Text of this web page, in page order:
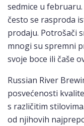
sedmice u
često se rasproda
prodaju. Potrošači
mnogi su spremni
svoje boce ili čaše
Russian River
posvećenosti
s različitim
od njihovih